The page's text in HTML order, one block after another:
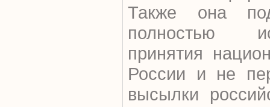
Также она
полностью
принятия
России и не
высылки